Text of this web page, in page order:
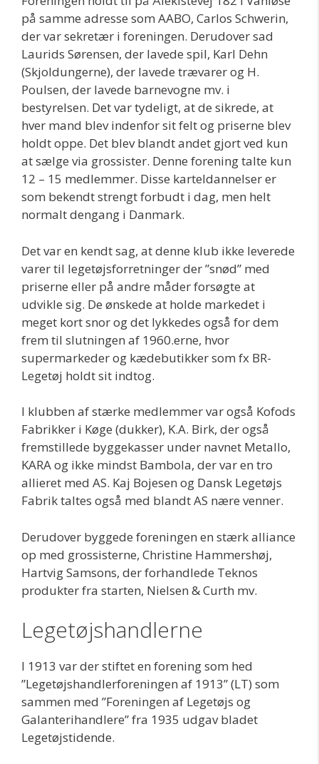
på samme adresse som AABO, Carlos Schwerin,
der var sekretær i foreningen. Derudover sad
Laurids Sørensen, der lavede spil, Karl Dehn
(Skjoldungerne), der lavede trævarer og H.
Poulsen, der lavede barnevogne mv. i
bestyrelsen. Det var tydeligt, at de sikrede, at
hver mand blev indenfor sit felt og priserne blev
holdt oppe. Det blev blandt andet gjort ved kun
at sælge via grossister. Denne forening talte kun
12 – 15 medlemmer. Disse karteldannelser er
som bekendt strengt forbudt i dag, men helt
normalt dengang i Danmark.
Det var en kendt sag, at denne klub ikke leverede
varer til legetøjsforretninger der ”snød” med
priserne eller på andre måder forsøgte at
udvikle sig. De ønskede at holde markedet i
meget kort snor og det lykkedes også for dem
frem til slutningen af 1960.erne, hvor
supermarkeder og kædebutikker som fx BR-
Legetøj holdt sit indtog.
I klubben af stærke medlemmer var også Kofods
Fabrikker i Køge (dukker), K.A. Birk, der også
fremstillede byggekasser under navnet Metallo,
KARA og ikke mindst Bambola, der var en tro
allieret med AS. Kaj Bojesen og Dansk Legetøjs
Fabrik taltes også med blandt AS nære venner.
Derudover byggede foreningen en stærk alliance
op med grossisterne, Christine Hammershøj,
Hartvig Samsons, der forhandlede Teknos
produkter fra starten, Nielsen & Curth mv.
Legetøjshandlerne
I 1913 var der stiftet en forening som hed
”Legetøjshandlerforeningen af 1913” (LT) som
sammen med ”Foreningen af Legetøjs og
Galanterihandlere” fra 1935 udgav bladet
Legetøjstidende.